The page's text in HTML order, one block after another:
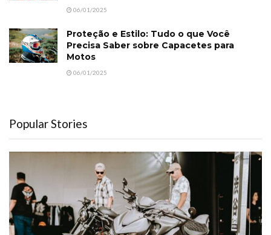
06/01/2025
Proteção e Estilo: Tudo o que Você
Precisa Saber sobre Capacetes para
Motos
06/01/2025
Popular Stories